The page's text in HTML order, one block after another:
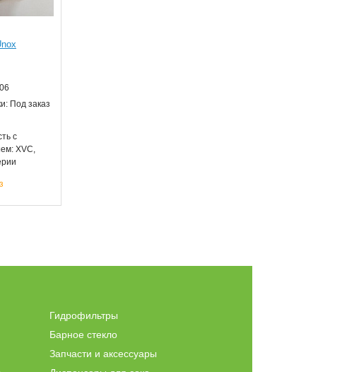
Под заказ
с
XVC,
Гидрофильтры
Барное стекло
Запчасти и аксессуары